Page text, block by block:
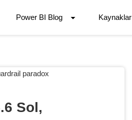
Power BI Blog Kaynaklar
Sol,